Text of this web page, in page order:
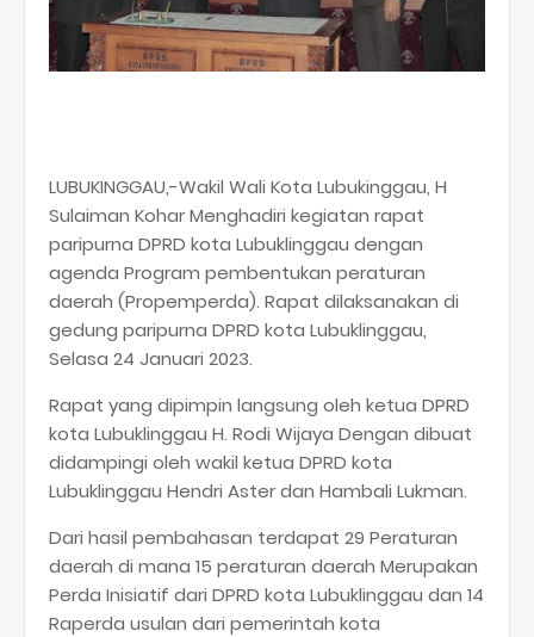
LUBUKINGGAU,-Wakil Wali Kota Lubukinggau, H
Sulaiman Kohar Menghadiri kegiatan rapat
paripurna DPRD kota Lubuklinggau dengan
agenda Program pembentukan peraturan
daerah (Propemperda). Rapat dilaksanakan di
gedung paripurna DPRD kota Lubuklinggau,
Selasa 24 Januari 2023.
Rapat yang dipimpin langsung oleh ketua DPRD
kota Lubuklinggau H. Rodi Wijaya Dengan dibuat
didampingi oleh wakil ketua DPRD kota
Lubuklinggau Hendri Aster dan Hambali Lukman.
Dari hasil pembahasan terdapat 29 Peraturan
daerah di mana 15 peraturan daerah Merupakan
Perda Inisiatif dari DPRD kota Lubuklinggau dan 14
Raperda usulan dari pemerintah kota